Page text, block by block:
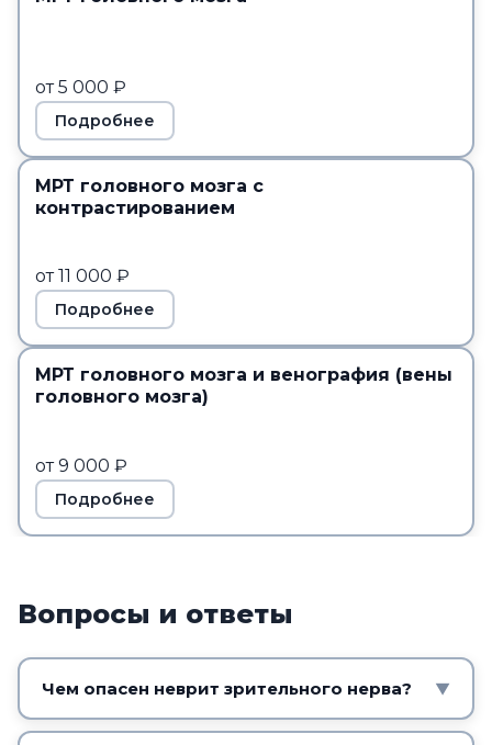
от 5 000 ₽
Подробнее
МРТ головного мозга с
контрастированием
от 11 000 ₽
Подробнее
МРТ головного мозга и венография (вены
головного мозга)
от 9 000 ₽
Подробнее
Вопросы и ответы
Чем опасен неврит зрительного нерва? ▼
Кроме снижения зрения, он часто бывает